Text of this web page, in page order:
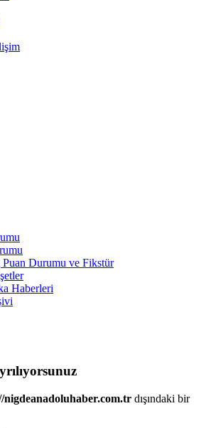
Durumu ve Fikstür
Haberleri
nigdeanadoluhaber.com.tr dışındaki bir